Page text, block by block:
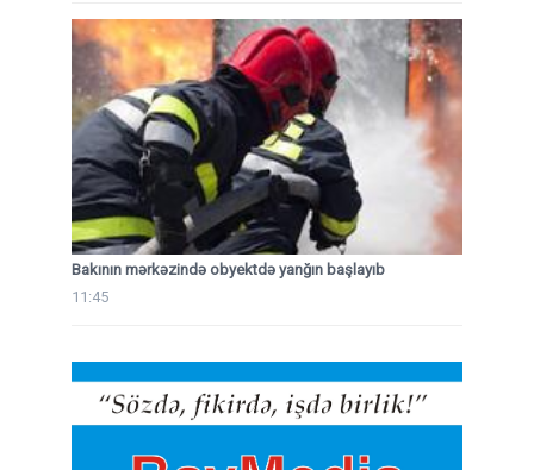
Bakının mərkəzində obyektdə yanğın başlayıb
11:45